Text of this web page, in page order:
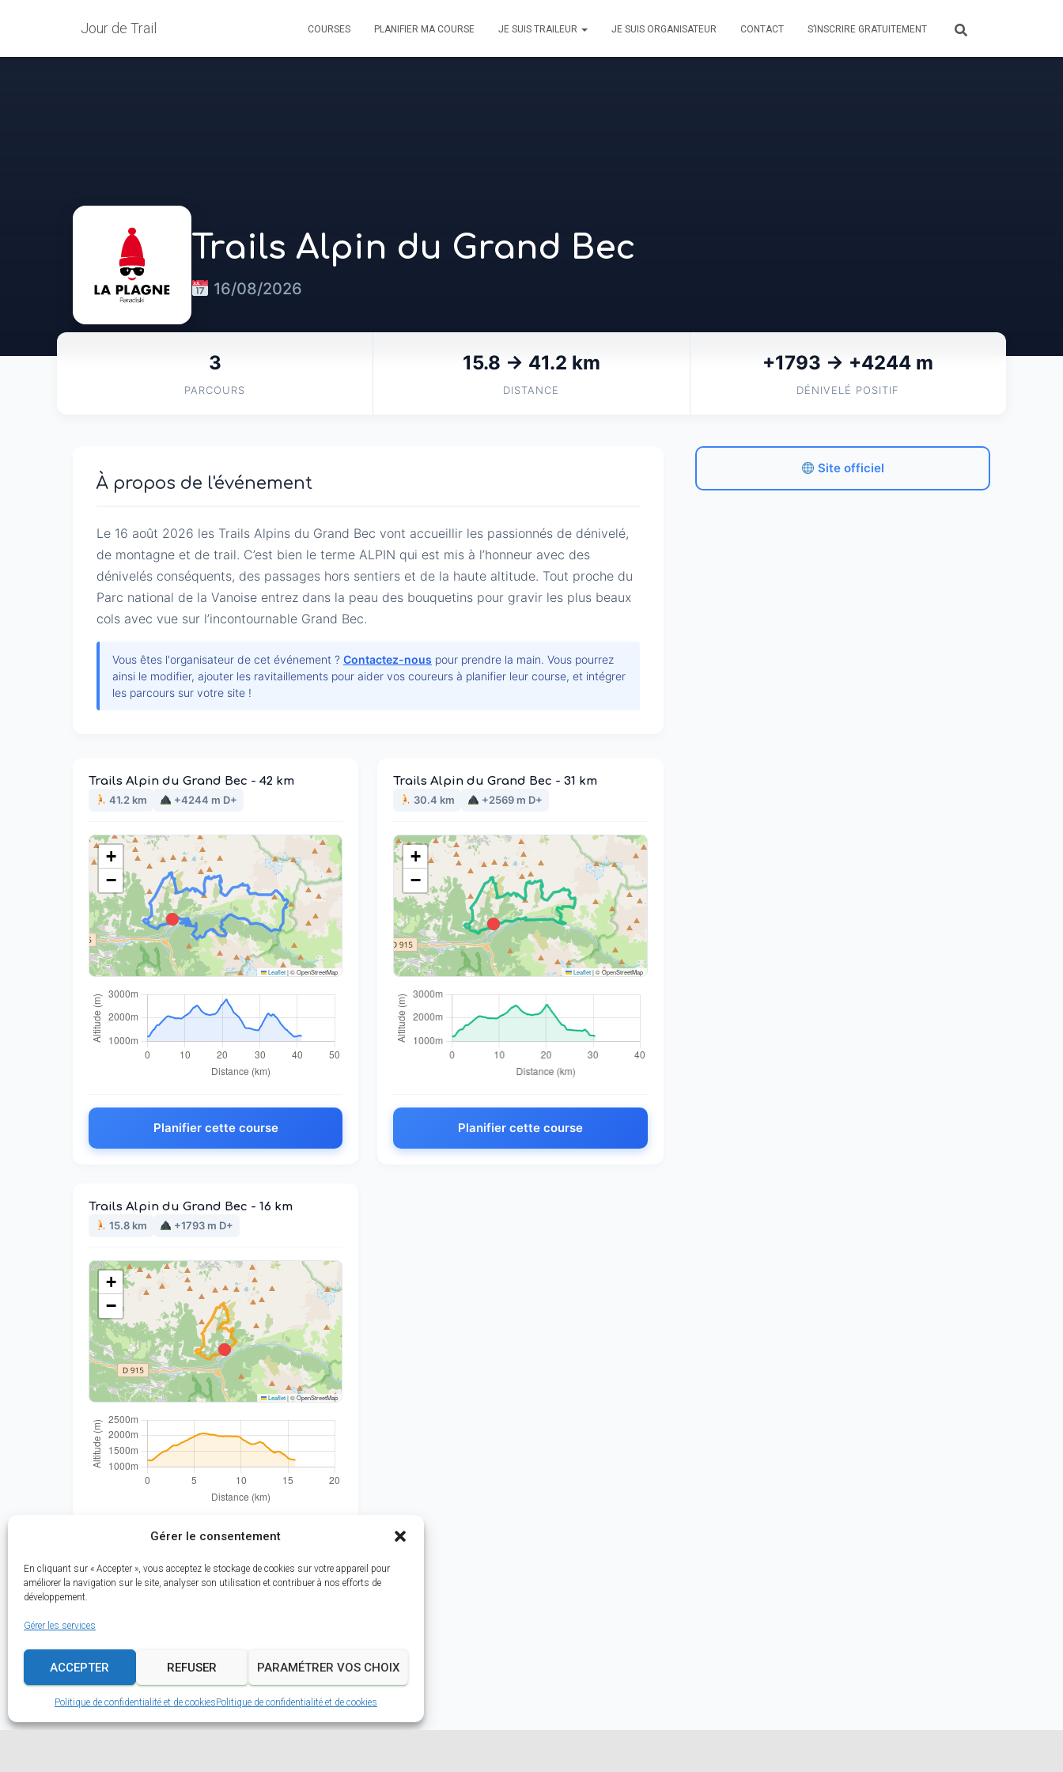
Gérer le consentement
En cliquant sur « Accepter », vous acceptez le stockage de cookies sur votre appareil pour
améliorer la navigation sur le site, analyser son utilisation et contribuer à nos efforts de
développement.
Gérer les services
ACCEPTER REFUSER PARAMÉTRER VOS CHOIX
Politique de confidentialité et de cookiesPolitique de confidentialité et de cookies
Jour de Trail COURSES PLANIFIER MA COURSE JE SUIS TRAILEUR JE SUIS ORGANISATEUR CONTACT S’INSCRIRE GRATUITEMENT
Trails Alpin du Grand Bec
16/08/2026
3
PARCOURS
15.8 → 41.2 km
DISTANCE
+1793 → +4244 m
DÉNIVELÉ POSITIF
À propos de l'événement
Le 16 août 2026 les Trails Alpins du Grand Bec vont accueillir les passionnés de dénivelé,
de montagne et de trail. C’est bien le terme ALPIN qui est mis à l’honneur avec des
dénivelés conséquents, des passages hors sentiers et de la haute altitude. Tout proche du
Parc national de la Vanoise entrez dans la peau des bouquetins pour gravir les plus beaux
cols avec vue sur l’incontournable Grand Bec.
Vous êtes l'organisateur de cet événement ? Contactez-nous pour prendre la main. Vous pourrez
ainsi le modifier, ajouter les ravitaillements pour aider vos coureurs à planifier leur course, et intégrer
les parcours sur votre site !
Trails Alpin du Grand Bec - 42 km
41.2 km +4244 m D+
+
−
Leaflet |© OpenStreetMap
Planifier cette course
Trails Alpin du Grand Bec - 31 km
30.4 km +2569 m D+
+
−
Leaflet |© OpenStreetMap
Planifier cette course
Trails Alpin du Grand Bec - 16 km
15.8 km +1793 m D+
+
−
Leaflet |© OpenStreetMap
Site officiel